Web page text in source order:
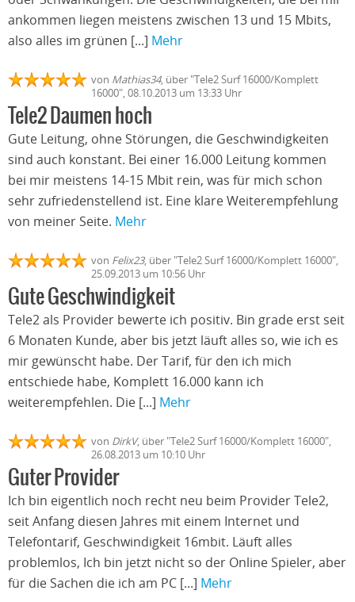
ankommen liegen meistens zwischen 13 und 15 Mbits,
also alles im grünen [...] Mehr
von Mathias34, über "Tele2 Surf 16000/Komplett
16000", 08.10.2013 um 13:33 Uhr
Tele2 Daumen hoch
Gute Leitung, ohne Störungen, die Geschwindigkeiten
sind auch konstant. Bei einer 16.000 Leitung kommen
bei mir meistens 14-15 Mbit rein, was für mich schon
sehr zufriedenstellend ist. Eine klare Weiterempfehlung
von meiner Seite. Mehr
von Felix23, über "Tele2 Surf 16000/Komplett 16000",
25.09.2013 um 10:56 Uhr
Gute Geschwindigkeit
Tele2 als Provider bewerte ich positiv. Bin grade erst seit
6 Monaten Kunde, aber bis jetzt läuft alles so, wie ich es
mir gewünscht habe. Der Tarif, für den ich mich
entschiede habe, Komplett 16.000 kann ich
weiterempfehlen. Die [...] Mehr
von DirkV, über "Tele2 Surf 16000/Komplett 16000",
26.08.2013 um 10:10 Uhr
Guter Provider
Ich bin eigentlich noch recht neu beim Provider Tele2,
seit Anfang diesen Jahres mit einem Internet und
Telefontarif, Geschwindigkeit 16mbit. Läuft alles
problemlos, Ich bin jetzt nicht so der Online Spieler, aber
für die Sachen die ich am PC [...] Mehr